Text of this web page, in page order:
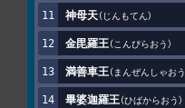
神母天 じんもてん
金毘羅王 こんぴらおう
満善車王 まんぜんしゃおう
畢婆迦羅王 ひばからおう